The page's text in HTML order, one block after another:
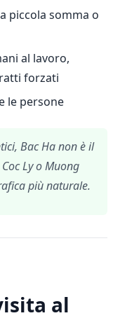
piccola somma o
al lavoro,
forzati
le persone
Bac Ha non è il
Ly o Muong
più naturale.
al